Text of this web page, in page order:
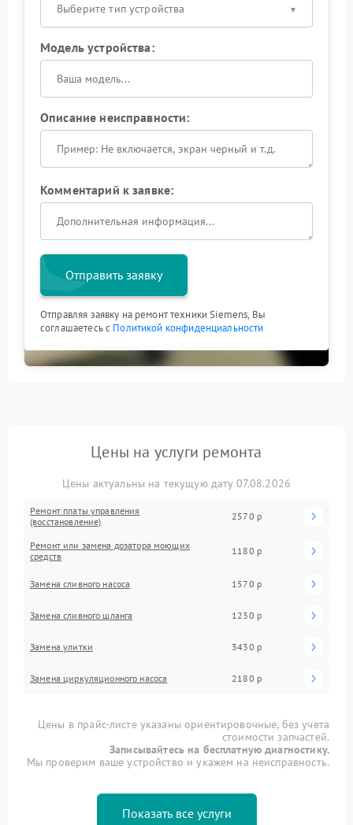
Выберите тип устройства
Модель устройства:
Описание неисправности:
Комментарий к заявке:
Отправить заявку
Отправляя заявку на ремонт техники Siemens, Вы
соглашаетесь с Политикой конфиденциальности
Цены на услуги ремонта
Цены актуальны на текущую дату 07.08.2026
Ремонт платы управления
(восстановление)
2570 р
Ремонт или замена дозатора моющих
средств
1180 р
Замена сливного насоса 1570 р
Замена сливного шланга 1230 р
Замена улитки 3430 р
Замена циркуляционного насоса 2180 р
Цены в прайс-листе указаны ориентировочные, без учета
стоимости запчастей.
Записывайтесь на бесплатную диагностику.
Мы проверим ваше устройство и укажем на неисправность.
Показать все услуги